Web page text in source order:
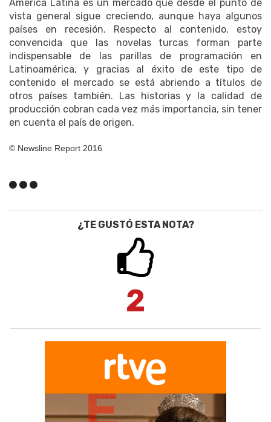
América Latina es un mercado que desde el punto de
vista general sigue creciendo, aunque haya algunos
países en recesión. Respecto al contenido, estoy
convencida que las novelas turcas forman parte
indispensable de las parillas de programación en
Latinoamérica, y gracias al éxito de este tipo de
contenido el mercado se está abriendo a títulos de
otros países también. Las historias y la calidad de
producción cobran cada vez más importancia, sin tener
en cuenta el país de origen.
© Newsline Report 2016
¿TE GUSTÓ ESTA NOTA?
2